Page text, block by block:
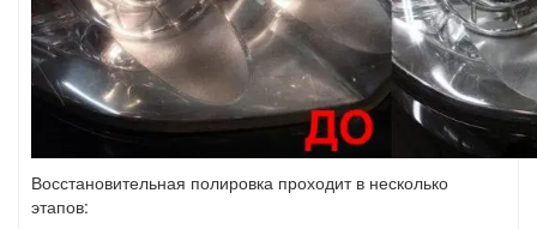
Восстановительная полировка проходит в несколько
этапов: